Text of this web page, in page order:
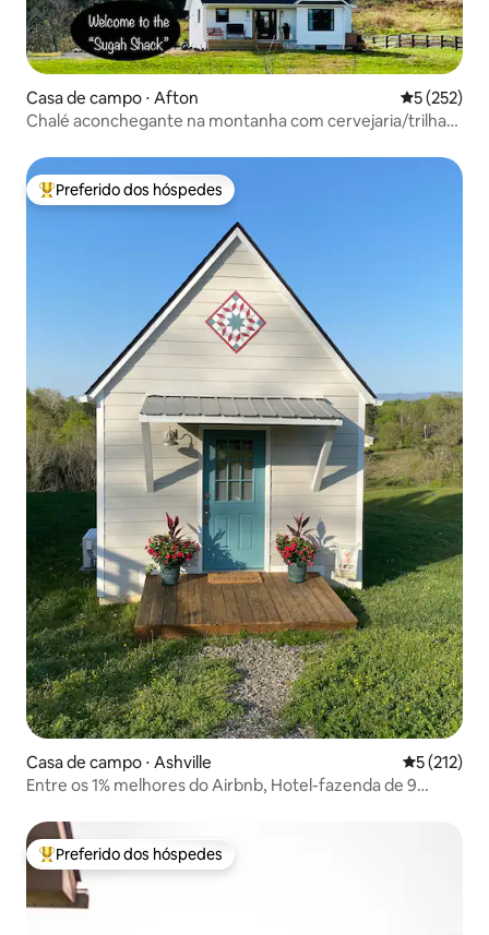
Casa de campo ⋅ Afton 5 de uma
5 (252)
Chalé aconchegante na montanha com cervejaria/trilha
Entre os melhores preferidos dos hóspedes
Preferido dos hóspedes
Casa de campo ⋅ Ashville 5 de uma
5 (212)
Entre os 1% melhores do Airbnb, Hotel-fazenda de 9
Entre os melhores preferidos dos hóspedes
Preferido dos hóspedes